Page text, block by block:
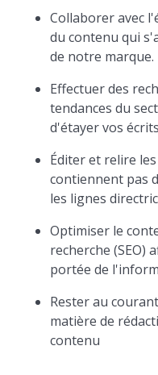
Collaborer avec
du contenu qui
de notre marque.
Effectuer des
tendances du
d'étayer vos
Éditer et relire
contiennent pas
les lignes
Optimiser le
recherche (SEO)
portée de
Rester au
matière de
contenu